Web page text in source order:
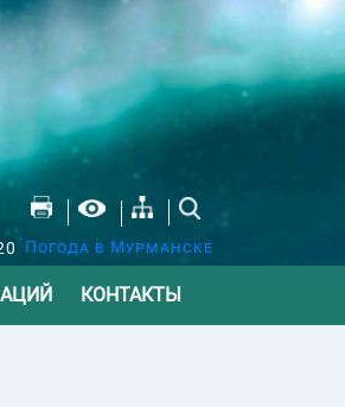
Погода в Мурманске
КОНТАКТЫ